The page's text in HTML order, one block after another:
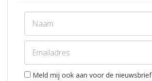
Meld mij ook aan voor de nieuwsbrief